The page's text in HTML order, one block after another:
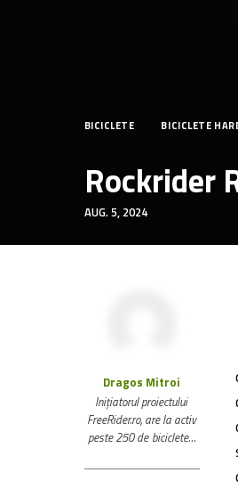
BICICLETE BICICLETE
Rockrider
AUG. 5, 2024
Dragos Mitroi
Inițiatorul proiectului
FreeRider.ro, are la activ
peste 250 de biciclete…